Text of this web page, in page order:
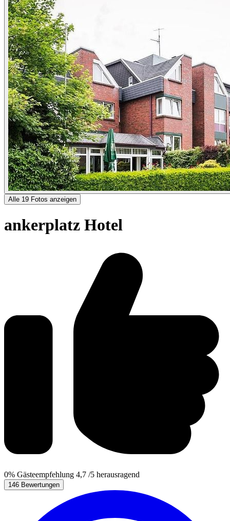
Alle 19 Fotos anzeigen
ankerplatz Hotel
0% Gästeempfehlung 4,7 /5 herausragend
146 Bewertungen